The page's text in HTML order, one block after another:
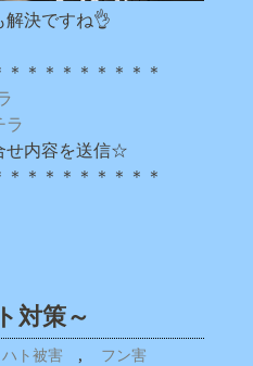
解決ですね👌
＊＊＊＊＊＊＊＊
ラ
せ内容を送信☆
＊＊＊＊＊＊＊＊
対策～
ト被害 ,
フン害